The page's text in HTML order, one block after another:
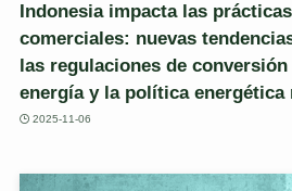
Indonesia impacta las
comerciales: nuevas
las regulaciones de
energía y la política energética
2025-11-06